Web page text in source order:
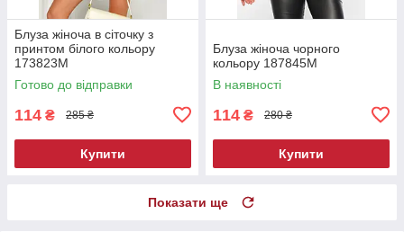
Блуза жіноча в сіточку з
принтом білого кольору
173823M
Готово до відправки
114 ₴ 285 ₴
Купити
Блуза жіноча чорного
кольору 187845M
В наявності
114 ₴ 280 ₴
Купити
Показати ще